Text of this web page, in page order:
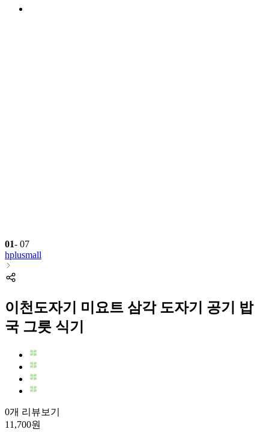
01- 07
hplusmall
이천도자기 미요트 삼각 도자기 공기 밥
국 그릇 식기
0개 리뷰보기
11,700원